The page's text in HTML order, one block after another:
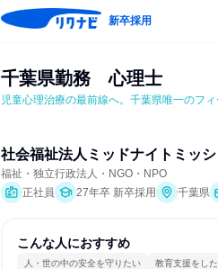
新卒採用
千葉県勤務　心理士
児童心理治療の最前線へ。千葉県唯一のフ
社会福祉法人ミッドナイトミッ
福祉・独立行政法人・NGO・NPO
正社員
27年卒 新卒採用 千葉県
こんな人におすすめ
人・世の中の安全を守りたい 教育支援をし